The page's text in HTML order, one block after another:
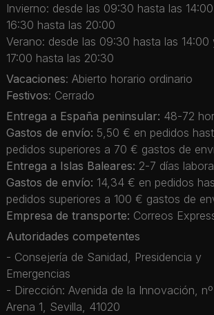
Invierno: desde las 09:30 hasta las
16:30 hasta las 20:00
Verano: desde las 09:30 hasta las 14:00
17:00 hasta las 20:30
Vacaciones: Abierto horario ordinario
Festivos: Cerrado
Entrega a España peninsular: 48-72
Gastos de envío: 5,50 € en pedidos
pedidos superiores a 70 € gastos de
Entrega a Islas Baleares: 2-7 días
Gastos de envío: 14,34 € en pedidos
pedidos superiores a 100 € gastos de
Empresa de transporte: Correos
Autoridades competentes
- Consejería de Sanidad, Presidencia y
Emergencias
- Dirección: Avenida de la Innovación,
Arena 1, Sevilla, 41020